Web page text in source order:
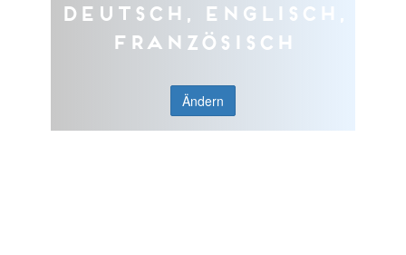
Deutsch, Englisch,
Französisch
Ändern